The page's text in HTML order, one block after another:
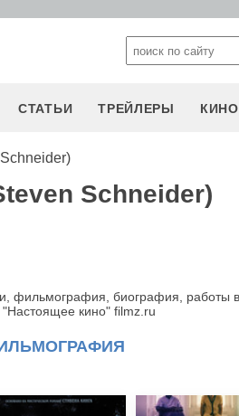
СТАТЬИ ТРЕЙЛЕРЫ
Schneider)
фильмография, биография, работы
"Настоящее кино" filmz.ru